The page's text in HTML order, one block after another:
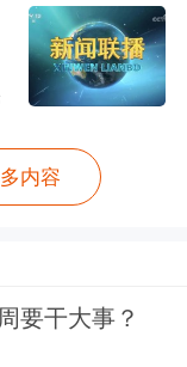
回调是如同
续了4个月
油价将面临
在美伊关系
内容
要干大事？